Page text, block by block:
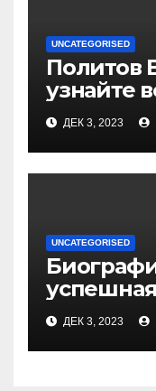
UNCATEGORISED
Политов
узнайте
ДЕК 3, 2023
UNCATEGORISED
карьера,
ДЕК 3, 2023